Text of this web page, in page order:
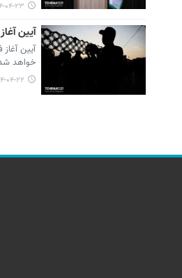
۱۴۰۴-۰۴-
آیین
خواهد
۱۴۰۴-۰۴-۲۲